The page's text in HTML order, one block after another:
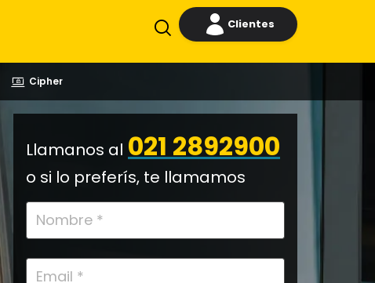
Clientes
Cipher
Llamanos al 021 2892900
o si lo preferís, te llamamos